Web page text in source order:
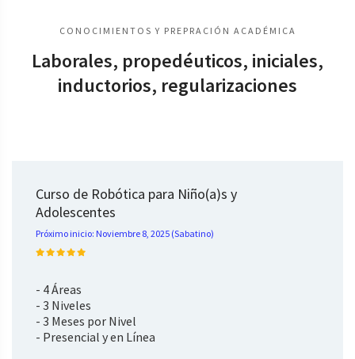
CONOCIMIENTOS Y PREPRACIÓN ACADÉMICA
Laborales, propedéuticos, iniciales,
inductorios, regularizaciones
Curso de Robótica para Niño(a)s y
Adolescentes
Próximo inicio: Noviembre 8, 2025 (Sabatino)
- 4 Áreas
- 3 Niveles
- 3 Meses por Nivel
- Presencial y en Línea